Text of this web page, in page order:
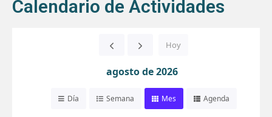
Calendario de Actividades
Hoy
agosto de 2026
Día Semana Mes Agenda